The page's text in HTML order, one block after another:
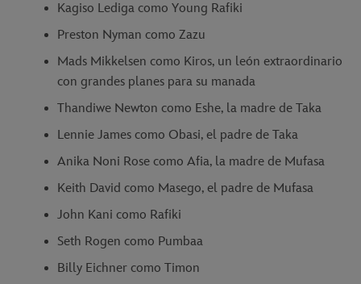
Kagiso Lediga como Young Rafiki
Preston Nyman como Zazu
Mads Mikkelsen como Kiros, un león extraordinario
con grandes planes para su manada
Thandiwe Newton como Eshe, la madre de Taka
Lennie James como Obasi, el padre de Taka
Anika Noni Rose como Afia, la madre de Mufasa
Keith David como Masego, el padre de Mufasa
John Kani como Rafiki
Seth Rogen como Pumbaa
Billy Eichner como Timon